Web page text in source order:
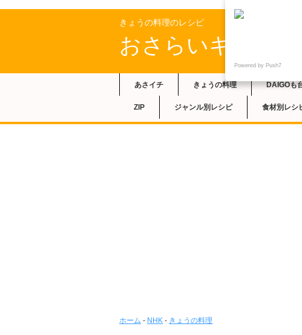
きょうの料理のレシピ
おさらいキッチン
あさイチ きょうの料理 DAIGOも
ZIP ジャンル別レシピ 食材別レシ
ホーム - NHK - きょうの料理
Powered by Push7